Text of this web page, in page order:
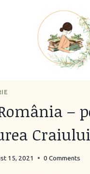
–
Craiului
15, 2021 0 Comments